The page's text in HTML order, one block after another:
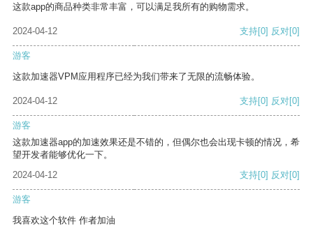
这款app的商品种类非常丰富，可以满足我所有的购物需求。
2024-04-12 支持[0] 反对[0]
游客
这款加速器VPM应用程序已经为我们带来了无限的流畅体验。
2024-04-12 支持[0] 反对[0]
游客
这款加速器app的加速效果还是不错的，但偶尔也会出现卡顿的情况，希
望开发者能够优化一下。
2024-04-12
支持[0] 反对[0]
游客
我喜欢这个软件 作者加油